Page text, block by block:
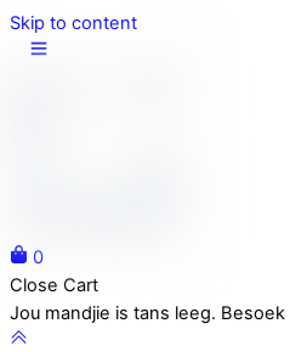
Skip to content
0
Close Cart
Jou mandjie is tans leeg. Besoek